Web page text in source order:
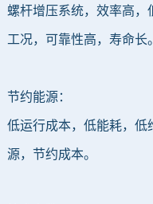
螺杆增压系统，效率高
工况，可靠性高，寿命长。
节约能源：
低运行成本，低能耗，低
源，节约成本。